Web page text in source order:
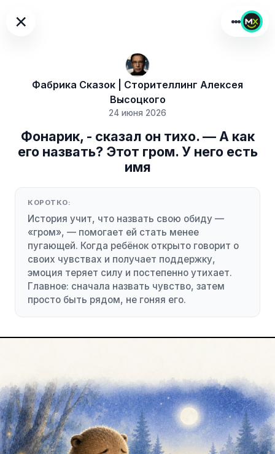
×
Фабрика Сказок | Сторителлинг Алексея
Высоцкого
24 июня 2026
Фонарик, - сказал он тихо. — А как
его назвать? Этот гром. У него есть
имя
КОРОТКО:
История учит, что назвать свою обиду —
«гром», — помогает ей стать менее
пугающей. Когда ребёнок открыто говорит о
своих чувствах и получает поддержку,
эмоция теряет силу и постепенно утихает.
Главное: сначала назвать чувство, затем
просто быть рядом, не гоняя его.